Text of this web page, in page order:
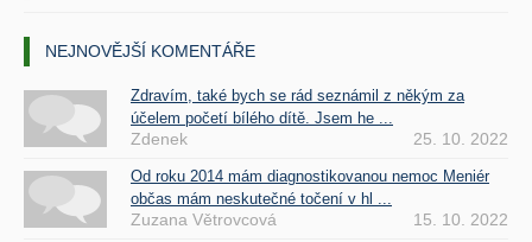
NEJNOVĚJŠÍ KOMENTÁŘE
Zdravím, také bych se rád seznámil z někým za
účelem početí bílého dítě. Jsem he ...
Zdenek 25. 10. 2022
Od roku 2014 mám diagnostikovanou nemoc Meniér
občas mám neskutečné točení v hl ...
Zuzana Větrovcová 15. 10. 2022